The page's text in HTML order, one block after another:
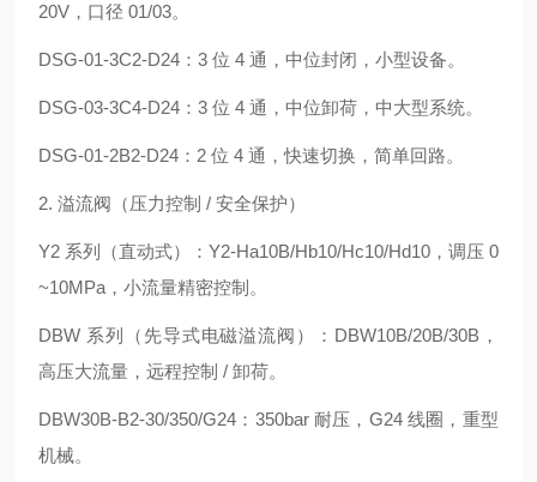
20V，口径 01/03。
DSG-01-3C2-D24：3 位 4 通，中位封闭，小型设备。
DSG-03-3C4-D24：3 位 4 通，中位卸荷，中大型系统。
DSG-01-2B2-D24：2 位 4 通，快速切换，简单回路。
2. 溢流阀（压力控制 / 安全保护）
Y2 系列（直动式）：Y2‑Ha10B/Hb10/Hc10/Hd10，调压 0
~10MPa，小流量精密控制。
DBW 系列（先导式电磁溢流阀）：DBW10B/20B/30B，
高压大流量，远程控制 / 卸荷。
DBW30B‑B2‑30/350/G24：350bar 耐压，G24 线圈，重型
机械。